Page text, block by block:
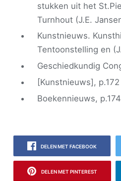
stukken uit het
Turnhout (J.E.
Kunstnieuws.
Tentoonstelling en
Geschiedkundig
[Kunstnieuws], p.172
Boekennieuws, p.174
DELEN MET FACEBOOK
DELEN MET PINTEREST